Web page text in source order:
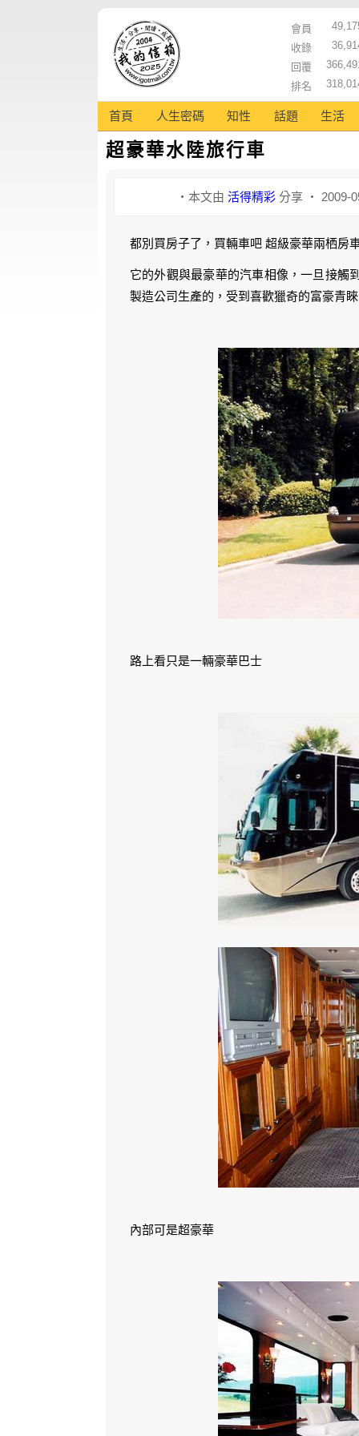
會員
收錄
回覆
排名
首頁 人生密碼 知性 話題 生活
超豪華水陸旅行車
‧本文由 活得精彩 分享 ‧ 2009-
都別買房子了，買輛車吧 超級豪華兩栖房
它的外觀與最豪華的汽車相像，一旦接觸
製造公司生產的，受到喜歡獵奇的富豪青
路上看只是一輛豪華巴士
內部可是超豪華